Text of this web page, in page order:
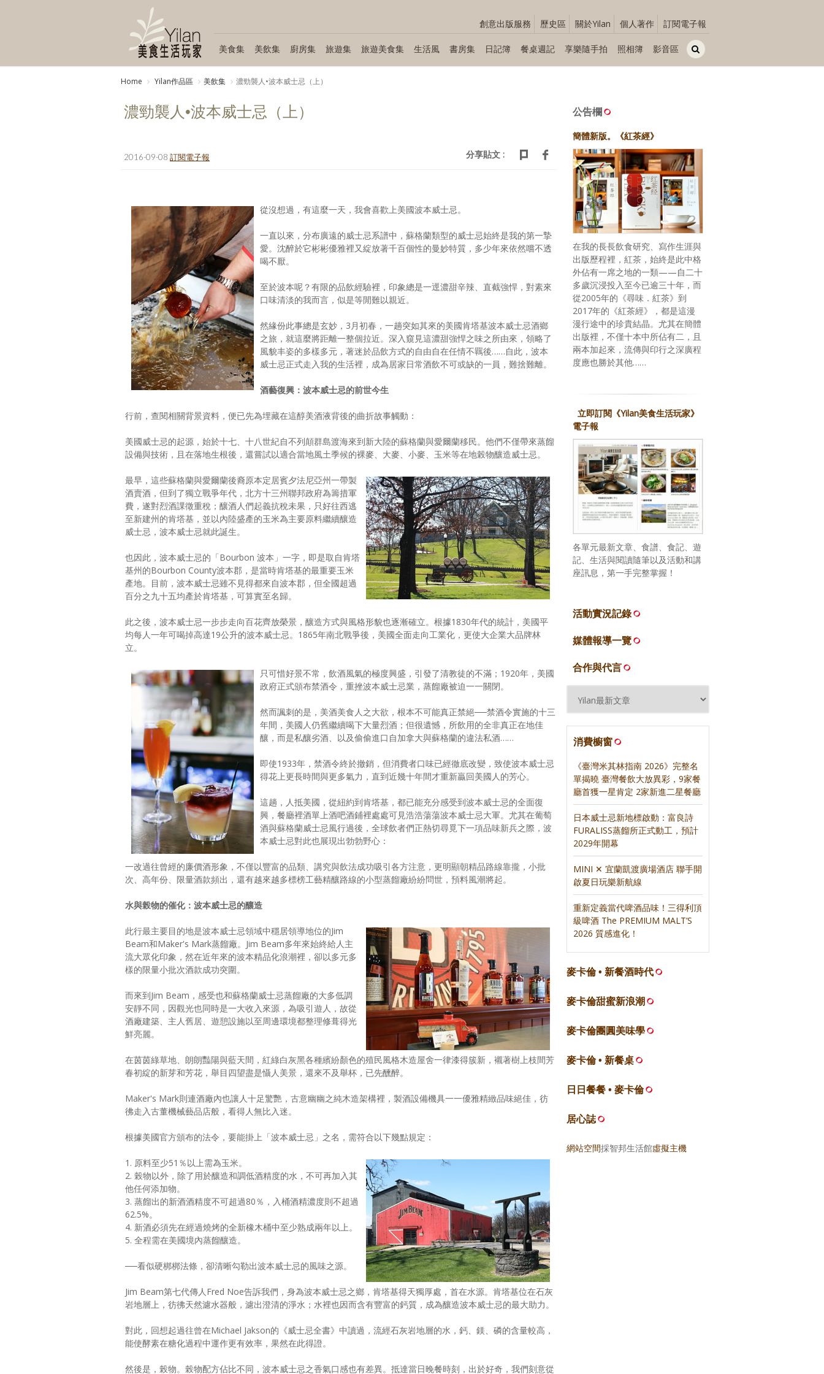
創意出版服務 歷史區 關於Yilan 個人著作 訂閱電子報
美食集 美飲集 廚房集 旅遊集 旅遊美食集 生活風 書房集 日記簿 餐桌週記 享樂隨手拍 照相簿 影音區
Home Yilan作品區 美飲集 濃勁襲人•波本威士忌（上）
濃勁襲人•波本威士忌（上）
2016-09-08 訂閱電子報 分享貼文 :
從沒想過，有這麼一天，我會喜歡上美國波本威士忌。
一直以來，分布廣遠的威士忌系譜中，蘇格蘭類型的威士忌始終是我的第一摯
愛。沈醉於它彬彬優雅裡又綻放著千百個性的曼妙特質，多少年來依然嚐不透
喝不厭。
至於波本呢？有限的品飲經驗裡，印象總是一逕濃甜辛辣、直截強悍，對素來
口味清淡的我而言，似是等閒難以親近。
然緣份此事總是玄妙，3月初春，一趟突如其來的美國肯塔基波本威士忌酒鄉
之旅，就這麼將距離一整個拉近。深入窺見這濃甜強悍之味之所由來，領略了
風貌丰姿的多樣多元，著迷於品飲方式的自由自在任情不羈後……自此，波本
威士忌正式走入我的生活裡，成為居家日常酒飲不可或缺的一員，難捨難離。
酒藝復興：波本威士忌的前世今生
行前，查閱相關背景資料，便已先為埋藏在這醇美酒液背後的曲折故事觸動：
美國威士忌的起源，始於十七、十八世紀自不列顛群島渡海來到新大陸的蘇格蘭與愛爾蘭移民。他們不僅帶來蒸餾
設備與技術，且在落地生根後，還嘗試以適合當地風土季候的裸麥、大麥、小麥、玉米等在地榖物釀造威士忌。
最早，這些蘇格蘭與愛爾蘭後裔原本定居賓夕法尼亞州一帶製
酒賣酒，但到了獨立戰爭年代，北方十三州聯邦政府為籌措軍
費，遂對烈酒課徵重稅；釀酒人們起義抗稅未果，只好往西逃
至新建州的肯塔基，並以內陸盛產的玉米為主要原料繼續釀造
威士忌，波本威士忌就此誕生。
也因此，波本威士忌的「Bourbon 波本」一字，即是取自肯塔
基州的Bourbon County波本郡，是當時肯塔基的最重要玉米
產地。目前，波本威士忌雖不見得都來自波本郡，但全國超過
百分之九十五均產於肯塔基，可算實至名歸。
此之後，波本威士忌一步步走向百花齊放榮景，釀造方式與風格形貌也逐漸確立。根據1830年代的統計，美國平
均每人一年可喝掉高達19公升的波本威士忌。1865年南北戰爭後，美國全面走向工業化，更使大企業大品牌林
立。
只可惜好景不常，飲酒風氣的極度興盛，引發了清教徒的不滿；1920年，美國
政府正式頒布禁酒令，重挫波本威士忌業，蒸餾廠被迫一一關閉。
然而諷刺的是，美酒美食人之大欲，根本不可能真正禁絕──禁酒令實施的十三
年間，美國人仍舊繼續喝下大量烈酒；但很遺憾，所飲用的全非真正在地佳
釀，而是私釀劣酒、以及偷偷進口自加拿大與蘇格蘭的違法私酒……
即使1933年，禁酒令終於撤銷，但消費者口味已經徹底改變，致使波本威士忌
得花上更長時間與更多氣力，直到近幾十年間才重新贏回美國人的芳心。
這趟，人抵美國，從紐約到肯塔基，都已能充分感受到波本威士忌的全面復
興，餐廳裡酒單上酒吧酒鋪裡處處可見浩浩蕩蕩波本威士忌大軍。尤其在葡萄
酒與蘇格蘭威士忌風行過後，全球飲者們正熱切尋覓下一項品味新兵之際，波
本威士忌對此也展現出勃勃野心：
一改過往曾經的廉價酒形象，不僅以豐富的品類、講究與飲法成功吸引各方注意，更明顯朝精品路線靠攏，小批
次、高年份、限量酒款頻出，還有越來越多標榜工藝精釀路線的小型蒸餾廠紛紛問世，預料風潮將起。
水與榖物的催化：波本威士忌的釀造
此行最主要目的地是波本威士忌領域中穩居領導地位的Jim
Beam和Maker's Mark蒸餾廠。Jim Beam多年來始終給人主
流大眾化印象，然在近年來的波本精品化浪潮裡，卻以多元多
樣的限量小批次酒款成功突圍。
而來到Jim Beam，感受也和蘇格蘭威士忌蒸餾廠的大多低調
安靜不同，因觀光也同時是一大收入來源，為吸引遊人，故從
酒廠建築、主人舊居、遊憩設施以至周邊環境都整理修葺得光
鮮亮麗。
在茵茵綠草地、朗朗豔陽與藍天間，紅綠白灰黑各種繽紛顏色的殖民風格木造屋舍一律漆得簇新，襯著樹上枝間芳
春初綻的新芽和芳花，舉目四望盡是懾人美景，還來不及舉杯，已先醺醉。
Maker's Mark則連酒廠內也讓人十足驚艷，古意幽幽之純木造架構裡，製酒設備機具一一優雅精緻品味絕佳，彷
彿走入古董機械藝品店般，看得人無比入迷。
根據美國官方頒布的法令，要能掛上「波本威士忌」之名，需符合以下幾點規定：
1. 原料至少51％以上需為玉米。
2. 榖物以外，除了用於釀造和調低酒精度的水，不可再加入其
他任何添加物。
3. 蒸餾出的新酒酒精度不可超過80％，入桶酒精濃度則不超過
62.5%。
4. 新酒必須先在經過燒烤的全新橡木桶中至少熟成兩年以上。
5. 全程需在美國境內蒸餾釀造。
──看似硬梆梆法條，卻清晰勾勒出波本威士忌的風味之源。
Jim Beam第七代傳人Fred Noe告訴我們，身為波本威士忌之鄉，肯塔基得天獨厚處，首在水源。肯塔基位在石灰
岩地層上，彷彿天然濾水器般，濾出澄清的淨水；水裡也因而含有豐富的鈣質，成為釀造波本威士忌的最大助力。
對此，回想起過往曾在Michael Jakson的《威士忌全書》中讀過，流經石灰岩地層的水，鈣、鎂、磷的含量較高，
能使酵素在糖化過程中運作更有效率，果然在此得證。
然後是，榖物。榖物配方佔比不同，波本威士忌之香氣口感也有差異。抵達當日晚餐時刻，出於好奇，我們刻意從
公告欄
簡體新版。《紅茶經》
在我的長長飲食研究、寫作生涯與
出版歷程裡，紅茶，始終是此中格
外佔有一席之地的一類——自二十
多歲沉浸投入至今已逾三十年，而
從2005年的《尋味．紅茶》到
2017年的《紅茶經》，都是這漫
漫行途中的珍貴結晶。尤其在簡體
出版裡，不僅十本中所佔有二，且
兩本加起來，流傳與印行之深廣程
度應也勝於其他……
立即訂閱《Yilan美食生活玩家》
電子報
各單元最新文章、食譜、食記、遊
記、生活與閱讀隨筆以及活動和講
座訊息，第一手完整掌握！
活動實況記錄
媒體報導一覽
合作與代言
消費櫥窗
《臺灣米其林指南 2026》完整名
單揭曉 臺灣餐飲大放異彩，9家餐
廳首獲一星肯定 2家新進二星餐廳
日本威士忌新地標啟動：富良詩
FURALISS蒸餾所正式動工，預計
2029年開幕
MINI ✕ 宜蘭凱渡廣場酒店 聯手開
啟夏日玩樂新航線
重新定義當代啤酒品味！三得利頂
級啤酒 The PREMIUM MALT’S
2026 質感進化！
麥卡倫 • 新餐酒時代
麥卡倫甜蜜新浪潮
麥卡倫團圓美味學
麥卡倫 • 新餐桌
日日餐餐 • 麥卡倫
居心誌
網站空間採智邦生活館虛擬主機